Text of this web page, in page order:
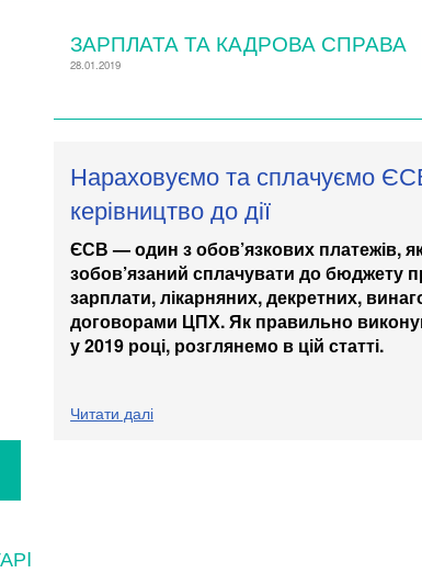
ЗАРПЛАТА ТА КАДРОВА СПРАВА
28.01.2019
Нараховуємо та сплачуємо
керівництво до дії
ЄСВ — один з обов’язкових платежів,
зобов’язаний сплачувати до бюджету
зарплати, лікарняних, декретних,
договорами ЦПХ. Як правильно
у 2019 році, розглянемо в цій статті.
Читати далі